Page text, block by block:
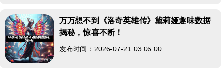
万万想不到《洛奇英雄传》黛莉娅趣味数据
揭秘，惊喜不断！
发布时间：2026-07-21 03:06:00